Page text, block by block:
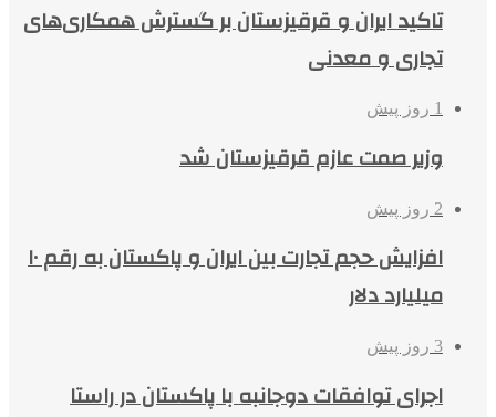
تاکید ایران و قرقیزستان بر گسترش همکاری‌های
تجاری و معدنی
1 روز پیش
وزیر صمت عازم قرقیزستان شد
2 روز پیش
افزایش حجم تجارت بین ایران و پاکستان به رقم ۱۰
میلیارد دلار
3 روز پیش
اجرای توافقات دوجانبه با پاکستان در راستا